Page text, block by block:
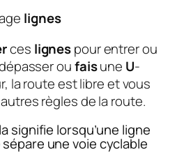
lignes
ces lignespour entrer ou
oufaisune U-
la route est libre et vous
règles de la route.
signifie lorsqu’une ligne
une voie cyclable